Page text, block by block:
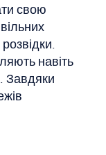
свою
навіть
Завдяки